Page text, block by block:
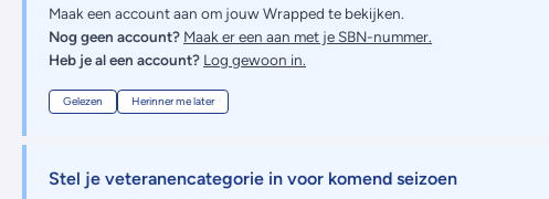
Maak een account aan om jouw Wrapped te bekijken.
Nog geen account? Maak er een aan met je SBN-nummer.
Heb je al een account? Log gewoon in.
Gelezen Herinner me later
Stel je veteranencategorie in voor komend seizoen